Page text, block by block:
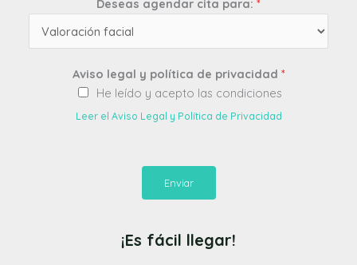
Deseas agendar cita para: *
Aviso legal y política de privacidad *
He leído y acepto las condiciones
Leer el Aviso Legal y Política de Privacidad
Enviar
¡Es fácil llegar!